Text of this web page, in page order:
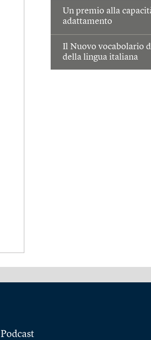
Un premio alla
adattamento
Il Nuovo vocabolario
della lingua italiana
Podcast